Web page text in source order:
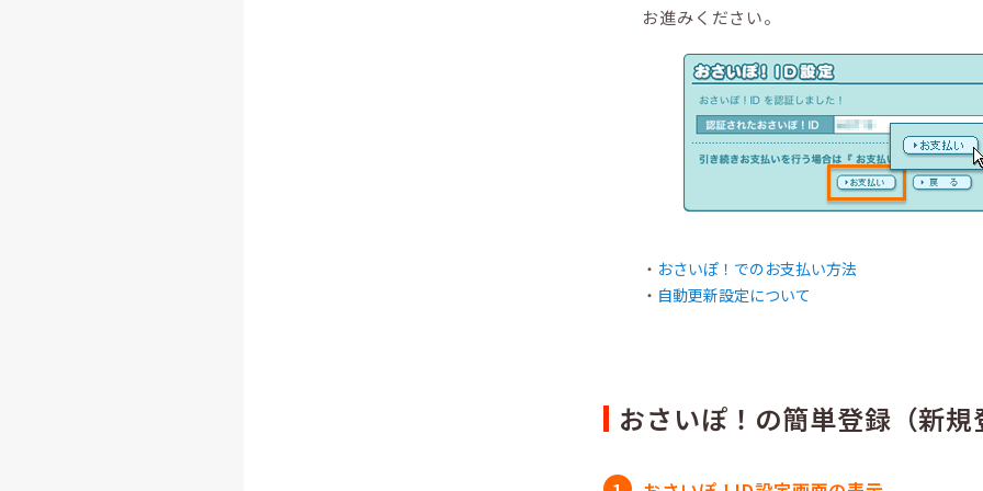
お進みください。
おさいぽ！でのお支払い方法
自動更新設定について
おさいぽ！の簡単登録（新規